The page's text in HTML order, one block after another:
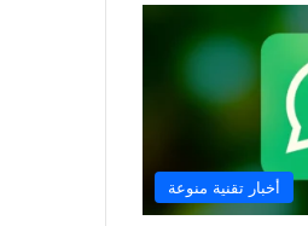
أخبار تقنية منوعة